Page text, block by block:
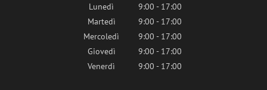
Lunedì
9:00 - 17:00
Martedì
9:00 - 17:00
Mercoledì
9:00 - 17:00
Giovedì
9:00 - 17:00
Venerdì
9:00 - 17:00